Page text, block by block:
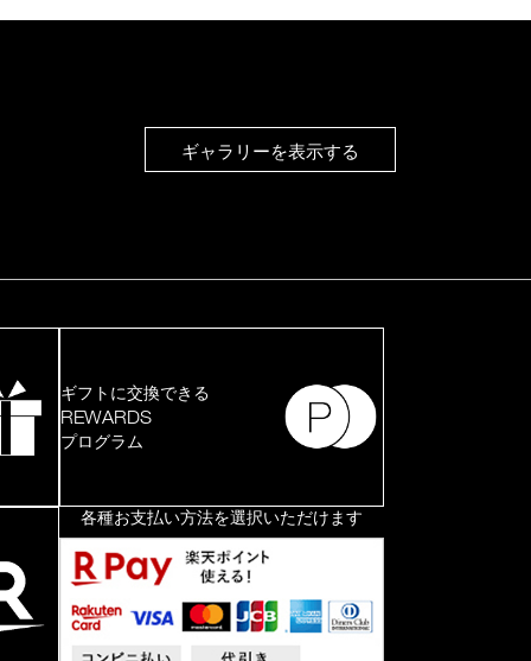
ギャラリーを表示する
ギフトに交換できる
REWARDS
プログラム
各種お支払い方法を選択いただけます